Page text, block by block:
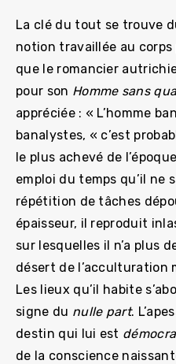
La clé du tout se trouve
notion travaillée au
que le romancier
pour son Homme sans
appréciée : « L’homme
banalystes, « c’est
le plus achevé de
emploi du temps qu’il ne
répétition de tâches
épaisseur, il reproduit
sur lesquelles il n’a plus
désert de l’acculturation
Les lieux qu’il habite
signe du nulle part.
destin qui lui est
de la conscience